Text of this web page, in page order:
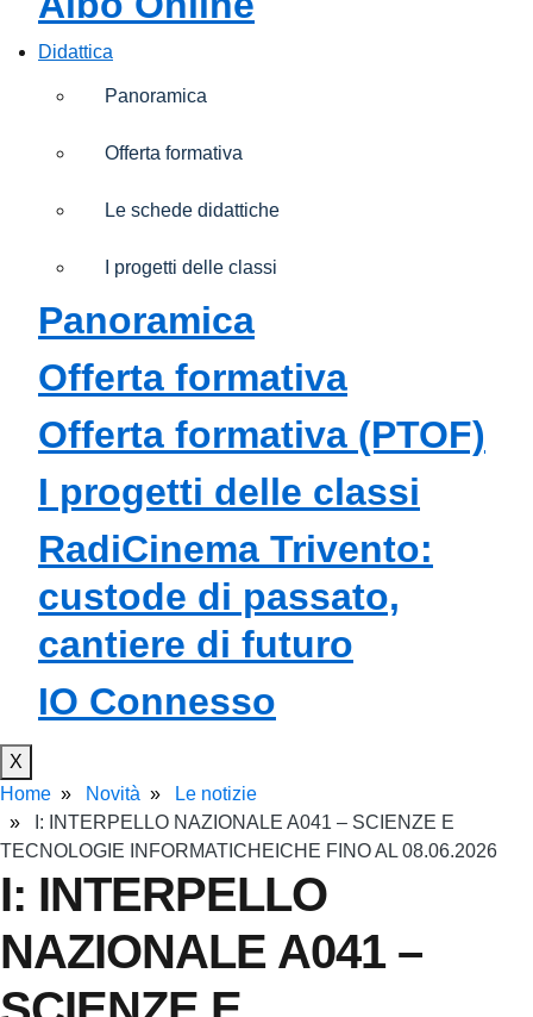
Didattica
Panoramica
Offerta formativa
Le schede didattiche
I progetti delle classi
Panoramica
Offerta formativa
Offerta formativa (PTOF)
I progetti delle classi
RadiCinema Trivento:
custode di passato,
cantiere di futuro
IO Connesso
X
Home
Novità
Le notizie
I: INTERPELLO NAZIONALE A041 – SCIENZE E
TECNOLOGIE INFORMATICHEICHE FINO AL 08.06.2026
I: INTERPELLO
NAZIONALE A041 –